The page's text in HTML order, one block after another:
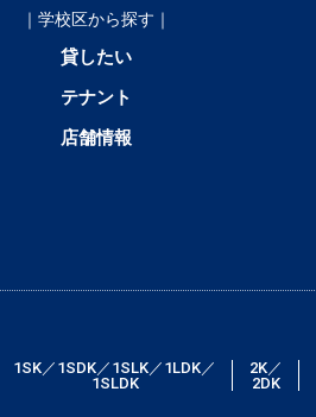
｜学校区から探す｜
貸したい
テナント
店舗情報
1SK／1SDK／1SLK／1LDK／
1SLDK
2K／
2DK